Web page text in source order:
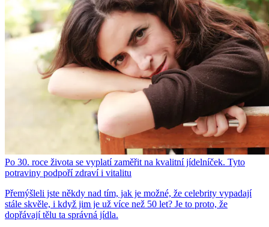
Po 30. roce života se vyplatí zaměřit na kvalitní jídelníček. Tyto
potraviny podpoří zdraví i vitalitu
Přemýšleli jste někdy nad tím, jak je možné, že celebrity vypadají
stále skvěle, i když jim je už více než 50 let? Je to proto, že
dopřávají tělu ta správná jídla.